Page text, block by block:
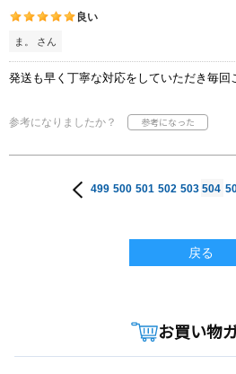
良い
ま。 さん
発送も早く丁寧な対応をしていただき毎回
参考になりましたか？
499 500 501 502 503 504
戻る
お買い物